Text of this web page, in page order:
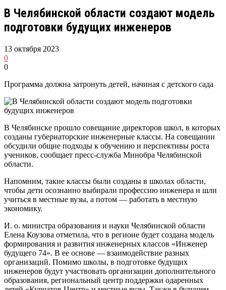
В Челябинской области создают модель
подготовки будущих инженеров
13 октября 2023
0
0
Программа должна затронуть детей, начиная с детского сада
В Челябинске прошло совещание директоров школ, в которых
созданы губернаторские инженерные классы. На совещании
обсудили общие подходы к обучению и перспективы роста
учеников, сообщает пресс-служба Минобра Челябинской
области.
Напомним, такие классы были созданы в школах области,
чтобы дети осознанно выбирали профессию инженера и шли
учиться в местные вузы, а потом — работать в местную
экономику.
И. о. министра образования и науки Челябинской области
Елена Коузова отметила, что в регионе будет создана модель
формирования и развития инженерных классов «Инженер
будущего 74». В ее основе — взаимодействие разных
организаций. Помимо школы, в подготовке будущих
инженеров будут участвовать организации дополнительного
образования, региональный центр поддержки одаренных